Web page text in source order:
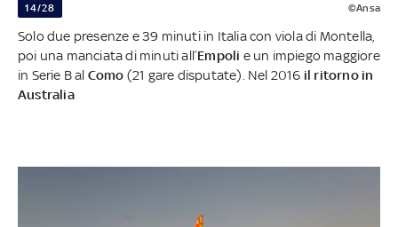
14/28 ©Ansa
Solo due presenze e 39 minuti in Italia con viola di Montella,
poi una manciata di minuti all’Empoli e un impiego maggiore
in Serie B al Como (21 gare disputate). Nel 2016 il ritorno in
Australia